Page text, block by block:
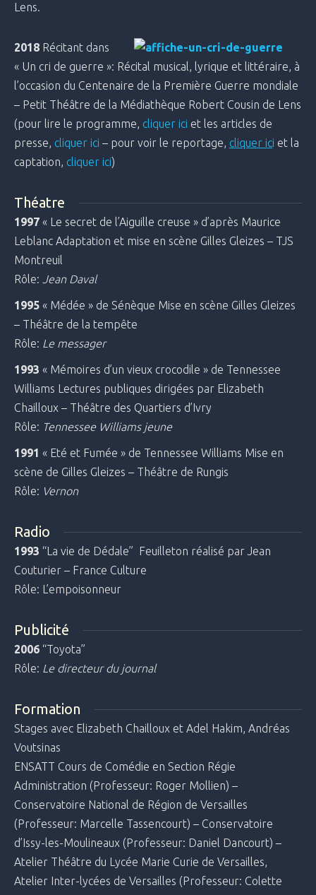
Lens.
2018 Récitant dans
« Un cri de guerre »: Récital musical, lyrique et littéraire, à
l’occasion du Centenaire de la Première Guerre mondiale
– Petit Théâtre de la Médiathèque Robert Cousin de Lens
(pour lire le programme, cliquer ici et les articles de
presse, cliquer ici – pour voir le reportage, cliquer ici et la
captation, cliquer ici)
Théatre
1997 « Le secret de l’Aiguille creuse » d’après Maurice
Leblanc Adaptation et mise en scène Gilles Gleizes – TJS
Montreuil
Rôle: Jean Daval
1995 « Médée » de Sénèque Mise en scène Gilles Gleizes
– Théâtre de la tempête
Rôle: Le messager
1993 « Mémoires d’un vieux crocodile » de Tennessee
Williams Lectures publiques dirigées par Elizabeth
Chailloux – Théâtre des Quartiers d’Ivry
Rôle: Tennessee Williams jeune
1991 « Eté et Fumée » de Tennessee Williams Mise en
scène de Gilles Gleizes – Théâtre de Rungis
Rôle: Vernon
Radio
1993 “La vie de Dédale” Feuilleton réalisé par Jean
Couturier – France Culture
Rôle: L’empoisonneur
Publicité
2006 “Toyota”
Rôle: Le directeur du journal
Formation
Stages avec Elizabeth Chailloux et Adel Hakim, Andréas
Voutsinas
ENSATT Cours de Comédie en Section Régie
Administration (Professeur: Roger Mollien) –
Conservatoire National de Région de Versailles
(Professeur: Marcelle Tassencourt) – Conservatoire
d’Issy-les-Moulineaux (Professeur: Daniel Dancourt) –
Atelier Théâtre du Lycée Marie Curie de Versailles,
Atelier Inter-lycées de Versailles (Professeur: Colette